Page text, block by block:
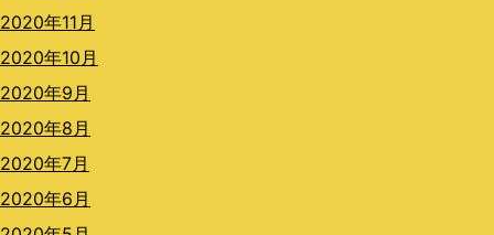
2020年11月
2020年10月
2020年9月
2020年8月
2020年7月
2020年6月